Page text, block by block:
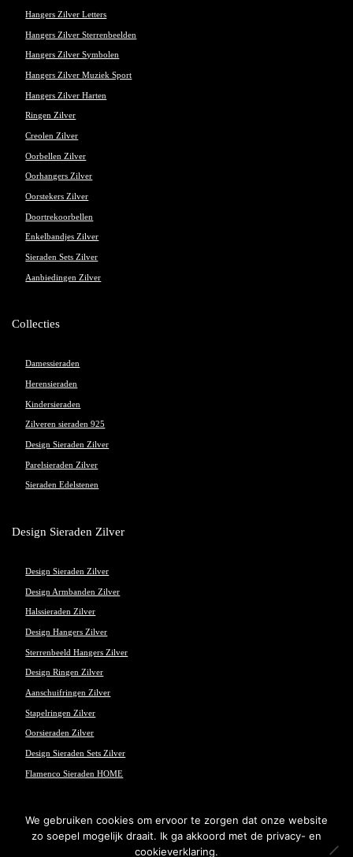
Hangers Zilver Letters
Hangers Zilver Sterrenbeelden
Hangers Zilver Symbolen
Hangers Zilver Muziek Sport
Hangers Zilver Harten
Ringen Zilver
Creolen Zilver
Oorbellen Zilver
Oorhangers Zilver
Oorstekers Zilver
Doortrekoorbellen
Enkelbandjes Zilver
Sieraden Sets Zilver
Aanbiedingen Zilver
Collecties
Damessieraden
Herensieraden
Kindersieraden
Zilveren sieraden 925
Design Sieraden Zilver
Parelsieraden Zilver
Sieraden Edelstenen
Design Sieraden Zilver
Design Sieraden Zilver
Design Armbanden Zilver
Halssieraden Zilver
Design Hangers Zilver
Sterrenbeeld Hangers Zilver
Design Ringen Zilver
Aanschuifringen Zilver
Stapelringen Zilver
Oorsieraden Zilver
Design Sieraden Sets Zilver
Flamenco Sieraden HOME
© 2026 Flamenco Sieraden - Powered and maintained bywinkeltjes.net
We gebruiken cookies om ervoor te zorgen dat onze website
zo soepel mogelijk draait. Ik ga akkoord met de privacy- en
cookieverklaring.